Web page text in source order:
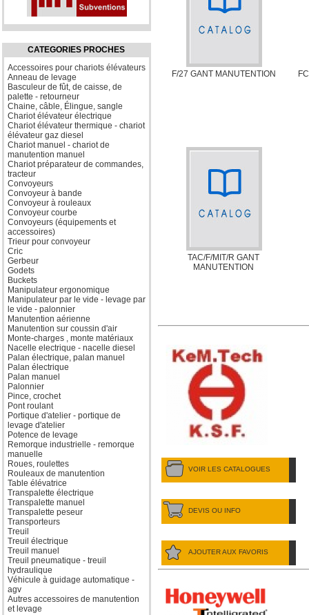
CATEGORIES PROCHES
Accessoires pour chariots élévateurs
Anneau de levage
Basculeur de fût, de caisse, de
palette - retourneur
Chaine, câble, Élingue, sangle
Chariot élévateur électrique
Chariot élévateur thermique - chariot
élévateur gaz diesel
Chariot manuel - chariot de
manutention manuel
Chariot préparateur de commandes,
tracteur
Convoyeurs
Convoyeur à bande
Convoyeur à rouleaux
Convoyeur courbe
Convoyeurs (équipements et
accessoires)
Trieur pour convoyeur
Cric
Gerbeur
Godets
Buckets
Manipulateur ergonomique
Manipulateur par le vide - levage par
le vide - palonnier
Manutention aérienne
Manutention sur coussin d'air
Monte-charges , monte matériaux
Nacelle electrique - nacelle diesel
Palan électrique, palan manuel
Palan électrique
Palan manuel
Palonnier
Pince, crochet
Pont roulant
Portique d'atelier - portique de
levage d'atelier
Potence de levage
Remorque industrielle - remorque
manuelle
Roues, roulettes
Rouleaux de manutention
Table élévatrice
Transpalette électrique
Transpalette manuel
Transpalette peseur
Transporteurs
Treuil
Treuil électrique
Treuil manuel
Treuil pneumatique - treuil
hydraulique
Véhicule à guidage automatique -
agv
Autres accessoires de manutention
et levage
F/27 GANT MANUTENTION
TAC/F/MIT/R GANT
MANUTENTION
VOIR LES CATALOGUES
DEVIS OU INFO
AJOUTER AUX FAVORIS